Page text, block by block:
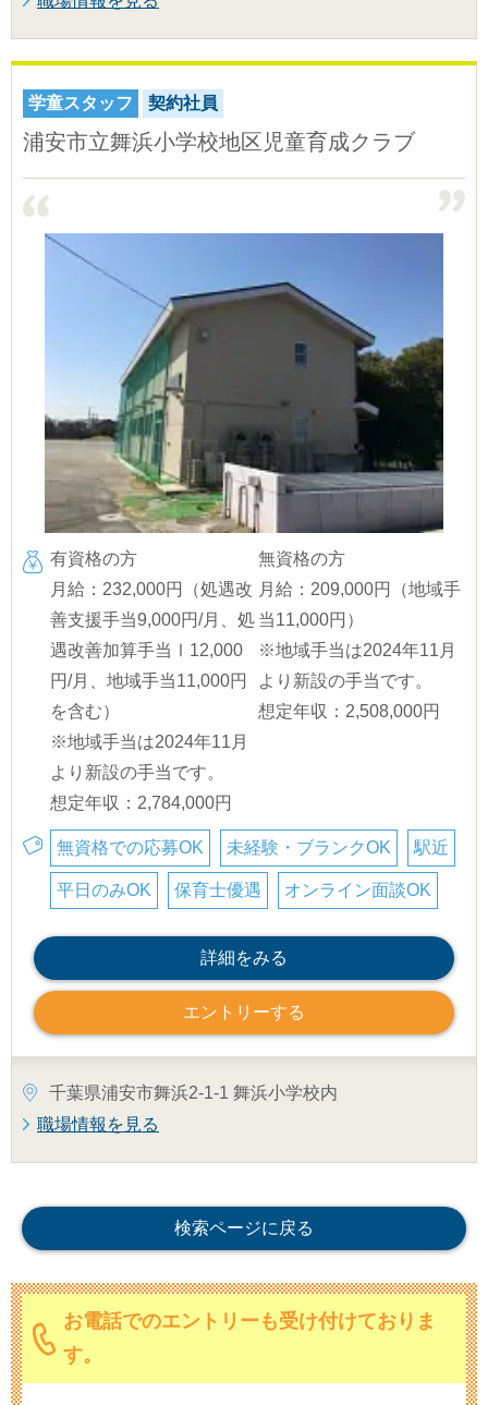
学童スタッフ 契約社員
浦安市立舞浜小学校地区児童育成クラブ
有資格の方
月給：232,000円（処遇改
善支援手当9,000円/月、処
遇改善加算手当Ⅰ12,000
円/月、地域手当11,000円
を含む）
※地域手当は2024年11月
より新設の手当です。
想定年収：2,784,000円
無資格の方
月給：209,000円（地域手
当11,000円）
※地域手当は2024年11月
より新設の手当です。
想定年収：2,508,000円
無資格での応募OK 未経験・ブランクOK 駅近
平日のみOK 保育士優遇 オンライン面談OK
詳細をみる
エントリーする
千葉県浦安市舞浜2-1-1 舞浜小学校内
職場情報を見る
検索ページに戻る
お電話でのエントリーも受け付けておりま
す。